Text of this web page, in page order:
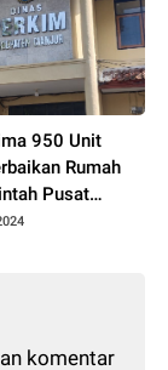
950 Unit
Rumah
Pusat
BSPS
komentar